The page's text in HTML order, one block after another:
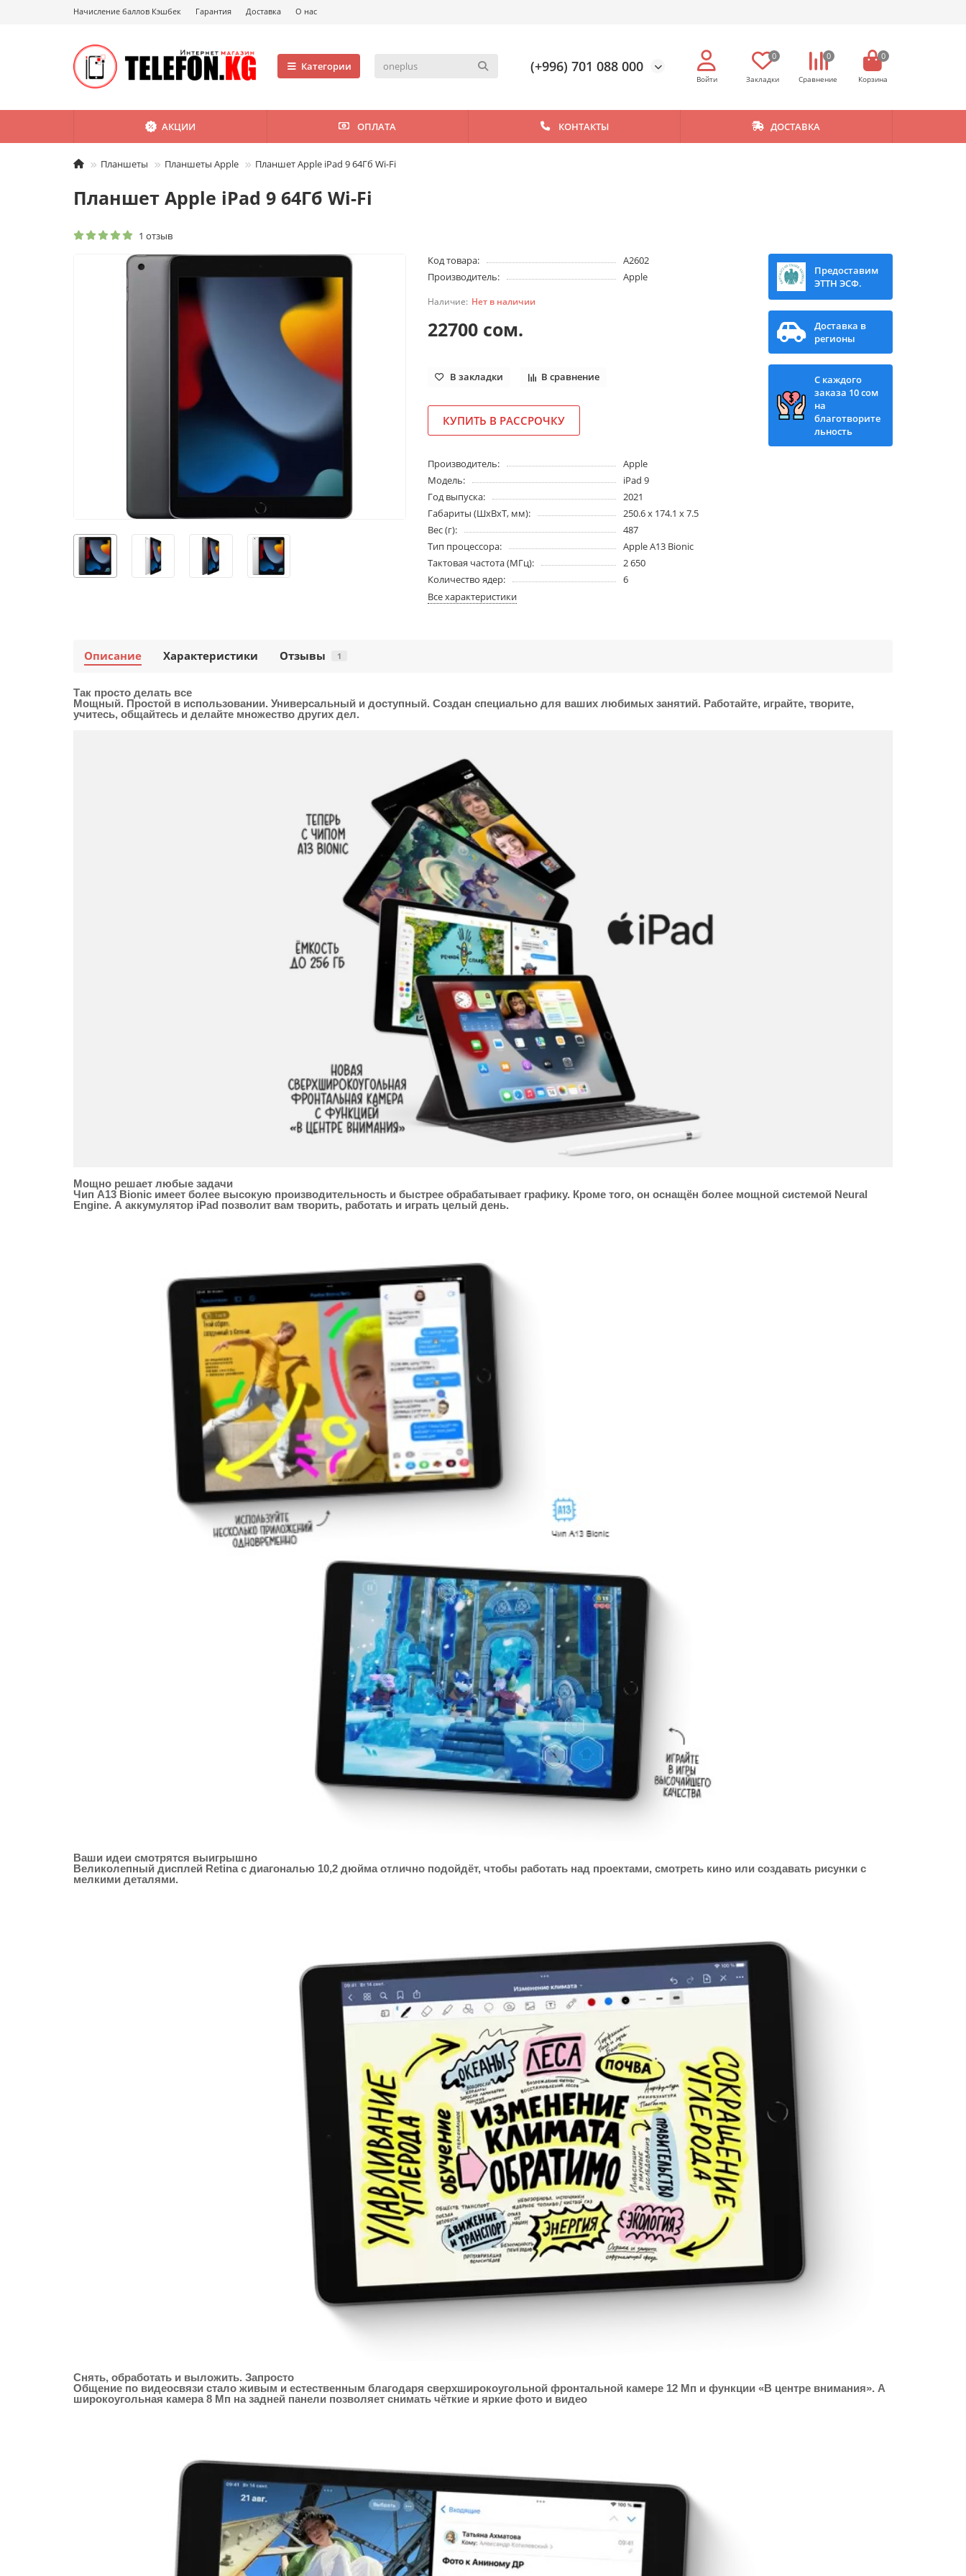
Начисление баллов Кэшбек Гарантия Доставка О нас
Категории (+996) 701 088 000
0 0 0
АКЦИИ ОПЛАТА КОНТАКТЫ ДОСТАВКА
Планшеты Планшеты Apple Планшет Apple iPad 9 64Гб Wi-Fi
Планшет Apple iPad 9 64Гб Wi-Fi
1 отзыв
Код товара:
A2602
Производитель:
Apple
Нет в наличии
22700 сом.
В закладки В сравнение
КУПИТЬ В РАССРОЧКУ
Производитель:
Apple
Модель:
iPad 9
Год выпуска:
2021
Габариты (ШхВхТ, мм):
250.6 x 174.1 x 7.5
Вес (г):
487
Тип процессора:
Apple A13 Bionic
Тактовая частота (МГц):
2 650
Количество ядер:
6
Все характеристики
Предоставим
ЭТТН ЭСФ.
Доставка в
регионы
С каждого
заказа 10 сом
на
благотворите
льность
Описание Характеристики Отзывы 1
Так просто делать все
Мощный. Простой в использовании. Универсальный и доступный. Создан специально для ваших любимых занятий. Работайте, играйте, творите,
учитесь, общайтесь и делайте множество других дел.
Мощно решает любые задачи
Чип A13 Bionic имеет более высокую производительность и быстрее обрабатывает графику. Кроме того, он оснащён более мощной системой Neural
Engine. А аккумулятор iPad позволит вам творить, работать и играть целый день.
Ваши идеи смотрятся выигрышно
Великолепный дисплей Retina с диагональю 10,2 дюйма отлично подойдёт, чтобы работать над проектами, смотреть кино или создавать рисунки с
мелкими деталями.
Снять, обработать и выложить. Запросто
Общение по видеосвязи стало живым и естественным благодаря сверхшироко­угольной фронтальной камере 12 Мп и функции «В центре внимания». А
широкоугольная камера 8 Мп на задней панели позволяет снимать чёткие и яркие фото и видео